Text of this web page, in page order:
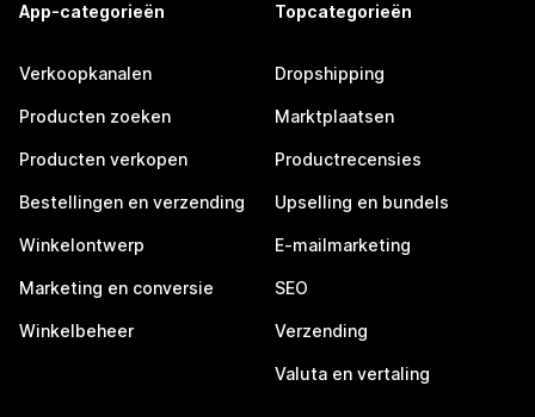
App-categorieën
Verkoopkanalen
Producten zoeken
Producten verkopen
Bestellingen en verzending
Winkelontwerp
Marketing en conversie
Winkelbeheer
Topcategorieën
Dropshipping
Marktplaatsen
Productrecensies
Upselling en bundels
E-mailmarketing
SEO
Verzending
Valuta en vertaling